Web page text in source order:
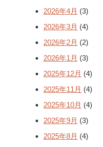
2026年4月 (3)
2026年3月 (4)
2026年2月 (2)
2026年1月 (3)
2025年12月 (4)
2025年11月 (4)
2025年10月 (4)
2025年9月 (3)
2025年8月 (4)